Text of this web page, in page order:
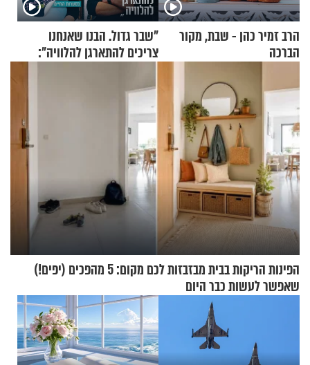
הרב זמיר כהן - שבת, מקור
הברכה
"שבר גדול. הבנו שאנחנו
צריכים להתארגן להלוויה":
וגד דנינו
הפינות הריקות בבית מבזבזות לכם מקום: 5 מהפכים (יפים!)
שאפשר לעשות כבר היום